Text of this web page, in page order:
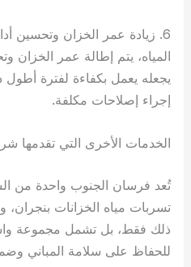
6. زيادة عمر الخزان وتحسين
المياه، يتم إطالة عمر الخزان
يجعله يعمل بكفاءة لفترة أطول
إجراء إصلاحات مكلفة.
الخدمات الأخرى التي تقدمها
تُعد فرسان الجنوب واحدة من
تسربات مياه الخزانات بنجران،
ذلك فقط، بل تشمل مجموعة
للحفاظ على سلامة المباني